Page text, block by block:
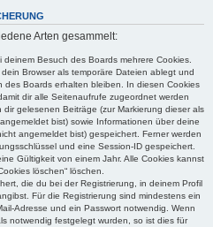
Arten gesammelt:
Besuch des Boards mehrere Cookies.
Browser als temporäre Dateien ablegt und
des Boards erhalten bleiben. In diesen Cookies
dir alle Seitenaufrufe zugeordnet werden
gelesenen Beiträge (zur Markierung dieser als
bist) sowie Informationen über deine
angemeldet bist) gespeichert. Ferner werden
und eine Session-ID gespeichert.
Gültigkeit von einem Jahr. Alle Cookies kannst
löschen“ löschen.
die du bei der Registrierung, in deinem Profil
Für die Registrierung sind mindestens ein
Adresse und ein Passwort notwendig. Wenn
notwendig festgelegt wurden, so ist dies für